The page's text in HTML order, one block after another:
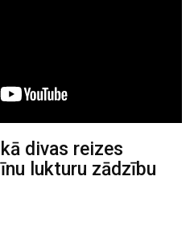
divas reizes
lukturu zādzību